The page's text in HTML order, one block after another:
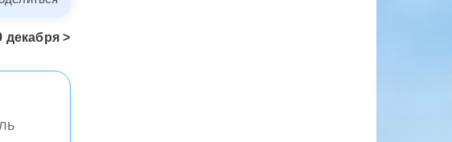
декабря >